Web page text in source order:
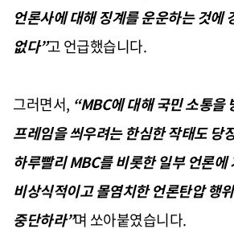
언론사에 대해 징계를 운운하는 것에
없다”고 언급했습니다.
그러면서, “MBC에 대해 국민 소통을
프레임을 씌우려는 한심한 작태도 당
하루빨리MBC를 비롯한 일부 언론에
비상식적이고 몰염치한 언론탄압 행
중단하라”며 쏘아붙였습니다.